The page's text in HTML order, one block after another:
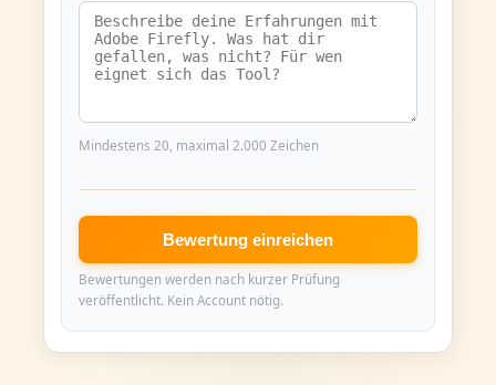
Mindestens 20, maximal 2.000 Zeichen
Bewertung einreichen
Bewertungen werden nach kurzer Prüfung
veröffentlicht. Kein Account nötig.